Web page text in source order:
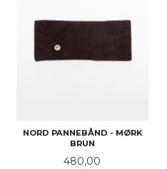
NORD PANNEBÅND - MØRK
BRUN
Pris
480,00